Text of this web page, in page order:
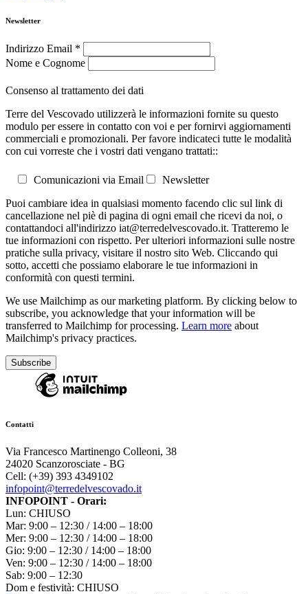
Newsletter
Indirizzo Email *
Nome e Cognome
Consenso al trattamento dei dati
Terre del Vescovado utilizzerà le informazioni fornite su questo
modulo per essere in contatto con voi e per fornirvi aggiornamenti
commerciali e promozionali. Per favore indicateci tutte le modalità
con cui vorreste che i vostri dati vengano trattati::
Comunicazioni via Email
Newsletter
Puoi cambiare idea in qualsiasi momento facendo clic sul link di
cancellazione nel piè di pagina di ogni email che ricevi da noi, o
contattandoci all'indirizzo iat@terredelvescovado.it. Tratteremo le
tue informazioni con rispetto. Per ulteriori informazioni sulle nostre
pratiche sulla privacy, visitare il nostro sito Web. Cliccando qui
sotto, accetti che possiamo elaborare le tue informazioni in
conformità con questi termini.
We use Mailchimp as our marketing platform. By clicking below to
subscribe, you acknowledge that your information will be
transferred to Mailchimp for processing. Learn more about
Mailchimp's privacy practices.
Contatti
Via Francesco Martinengo Colleoni, 38
24020 Scanzorosciate - BG
Cell: (+39) 393 4349102
infopoint@terredelvescovado.it
INFOPOINT - Orari:
Lun: CHIUSO
Mar: 9:00 – 12:30 / 14:00 – 18:00
Mer: 9:00 – 12:30 / 14:00 – 18:00
Gio: 9:00 – 12:30 / 14:00 – 18:00
Ven: 9:00 – 12:30 / 14:00 – 18:00
Sab: 9:00 – 12:30
Dom e festività: CHIUSO